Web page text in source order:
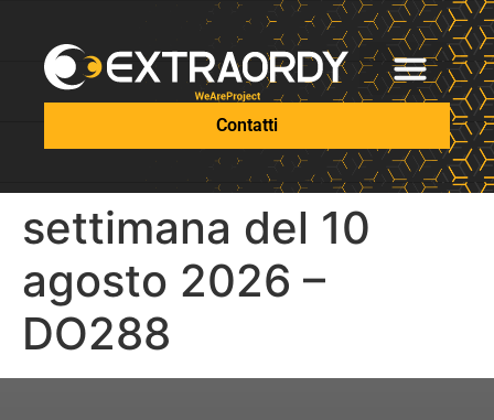
Contatti
settimana del 10
agosto 2026 –
DO288